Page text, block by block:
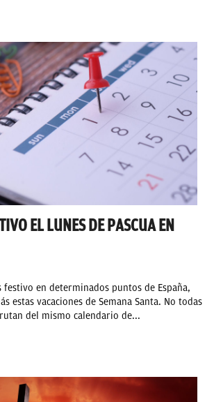
EL LUNES DE PASCUA EN
festivo en determinados puntos de España,
estas vacaciones de Semana Santa. No todas
del mismo calendario de...